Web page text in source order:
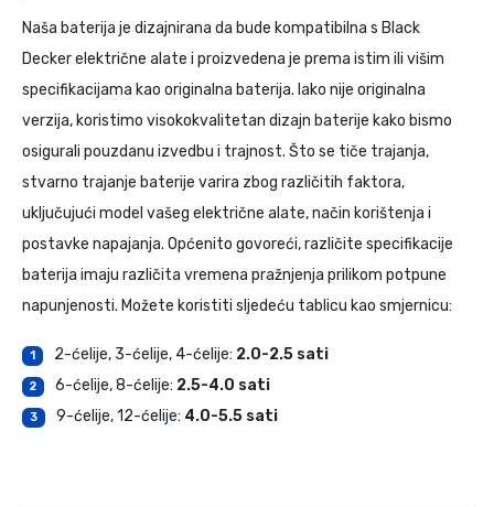
Naša baterija je dizajnirana da bude kompatibilna s Black
Decker električne alate i proizvedena je prema istim ili višim
specifikacijama kao originalna baterija. Iako nije originalna
verzija, koristimo visokokvalitetan dizajn baterije kako bismo
osigurali pouzdanu izvedbu i trajnost. Što se tiče trajanja,
stvarno trajanje baterije varira zbog različitih faktora,
uključujući model vašeg električne alate, način korištenja i
postavke napajanja. Općenito govoreći, različite specifikacije
baterija imaju različita vremena pražnjenja prilikom potpune
napunjenosti. Možete koristiti sljedeću tablicu kao smjernicu:
1 2-ćelije, 3-ćelije, 4-ćelije: 2.0-2.5 sati
2 6-ćelije, 8-ćelije: 2.5-4.0 sati
3 9-ćelije, 12-ćelije: 4.0-5.5 sati